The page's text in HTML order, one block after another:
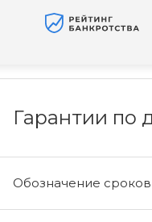
Гарантии по
Обозначение сроков